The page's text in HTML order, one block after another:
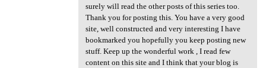
surely will read the other posts of this series too.
Thank you for posting this. You have a very good
site, well constructed and very interesting I have
bookmarked you hopefully you keep posting new
stuff. Keep up the wonderful work , I read few
content on this site and I think that your blog is